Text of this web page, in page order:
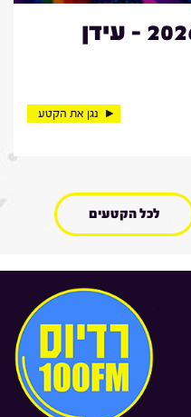
סוף שבוע גאווה 2026 - עידן
נגן את הקטע
לכל הקטעים